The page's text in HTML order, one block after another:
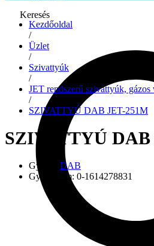
Keresés
Kezdőoldal
/
Üzlet
/
Szivattyúk
/
JET rendszerű szivattyúk, gázos
/
SZIVATTYÚ DAB JET-251M
SZIVATTYÚ DAB
Gyártó: DAB
Gyári szám: 0-1614278831